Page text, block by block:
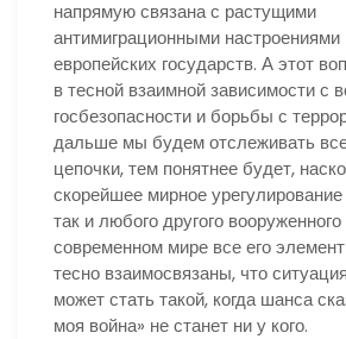
напрямую связана с растущими
антимиграционными настроениями
европейских государств. А этот
в тесной взаимной зависимости с
госбезопасности и борьбы с
дальше мы будем отслеживать
цепочки, тем понятнее будет,
скорейшее мирное урегулирование
так и любого другого
современном мире все его
тесно взаимосвязаны, что
может стать такой, когда шанса
моя война» не станет ни у кого.